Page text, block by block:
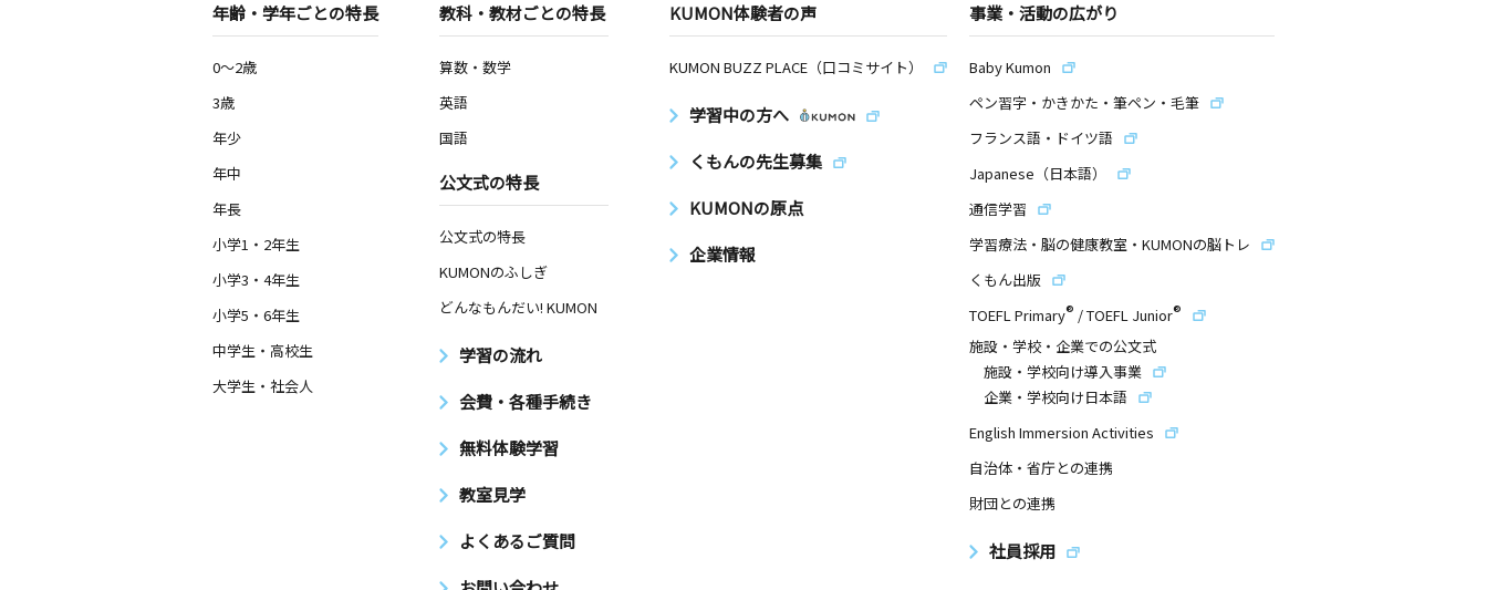
年齢・学年ごとの特長
0～2歳
3歳
年少
年中
年長
小学1・2年生
小学3・4年生
小学5・6年生
中学生・高校生
大学生・社会人
教科・教材ごとの特長
算数・数学
英語
国語
公文式の特長
公文式の特長
KUMONのふしぎ
どんなもんだい! KUMON
学習の流れ
会費・各種手続き
無料体験学習
教室見学
よくあるご質問
KUMON体験者の声
KUMON BUZZ PLACE（口コミサイト）
学習中の方へ
くもんの先生募集
KUMONの原点
企業情報
事業・活動の広がり
Baby Kumon
ペン習字・かきかた・筆ペン・毛筆
フランス語・ドイツ語
Japanese（日本語）
通信学習
学習療法・脳の健康教室・KUMONの脳トレ
くもん出版
TOEFL Primary® /TOEFL Junior®
施設・学校・企業での公文式
施設・学校向け導入事業
企業・学校向け日本語
English Immersion Activities
自治体・省庁との連携
財団との連携
社員採用